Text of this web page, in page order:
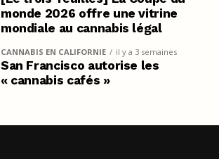
monde 2026 offre une vitrine
mondiale au cannabis légal
CANNABIS EN CALIFORNIE il y a 3 semaines
San Francisco autorise les
« cannabis cafés »